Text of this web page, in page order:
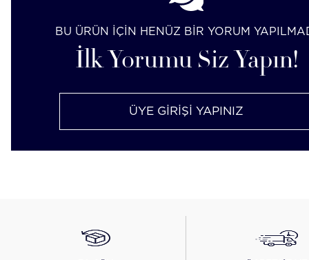
BU ÜRÜN İÇİN HENÜZ BİR YORUM
İlk Yorumu Siz Yapın!
ÜYE GİRİŞİ YAPINIZ